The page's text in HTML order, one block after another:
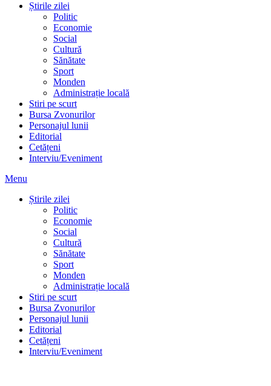
Știrile zilei
Politic
Economie
Social
Cultură
Sănătate
Sport
Monden
Administrație locală
Stiri pe scurt
Bursa Zvonurilor
Personajul lunii
Editorial
Cetățeni
Interviu/Eveniment
Menu
Știrile zilei
Politic
Economie
Social
Cultură
Sănătate
Sport
Monden
Administrație locală
Stiri pe scurt
Bursa Zvonurilor
Personajul lunii
Editorial
Cetățeni
Interviu/Eveniment